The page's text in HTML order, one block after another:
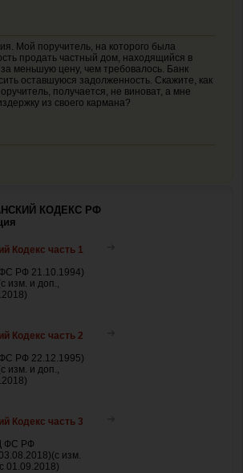
Мой поручитель, на которого была
продать частный дом, находящийся в
меньшую цену, чем требовалось. Банк
оставшуюся задолженность. Скажите, как
получается, не виноват, а мне
из своего кармана?
КОДЕКС РФ
Кодекс часть 1
РФ 21.10.1994)
изм. и доп.,
Кодекс часть 2
РФ 22.12.1995)
изм. и доп.,
Кодекс часть 3
ФС РФ
изм.
01.09.2018)